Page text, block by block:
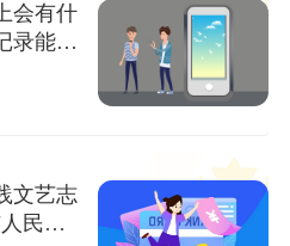
会有什
录能消
文艺志
民同